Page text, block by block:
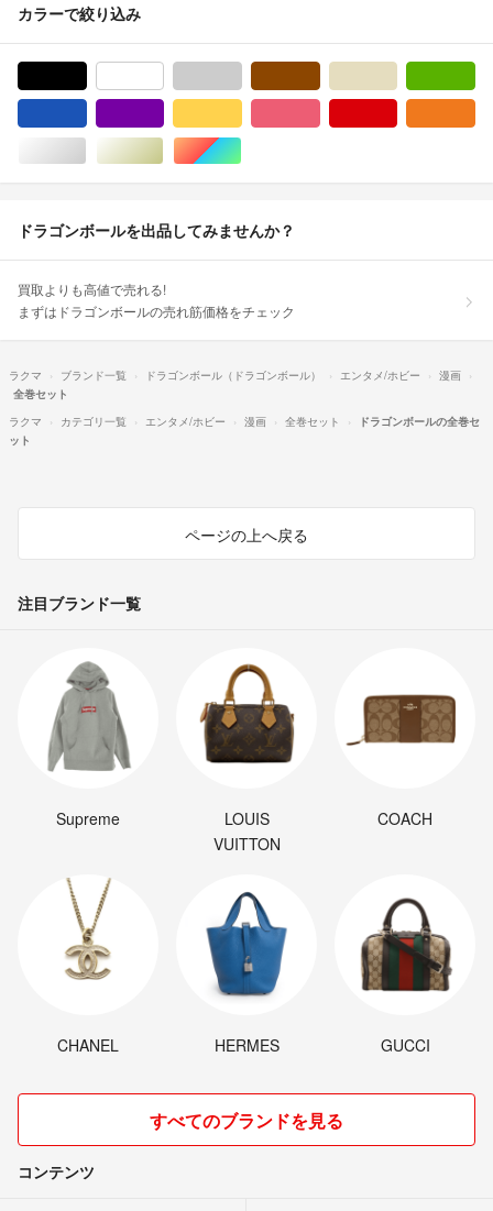
カラーで絞り込み
シルバー/銀色系ゴールド/金色系マルチカラー
ドラゴンボールを出品してみませんか？
買取よりも高値で売れる!
まずはドラゴンボールの売れ筋価格をチェック
ラクマ ブランド一覧 ドラゴンボール（ドラゴンボール） エンタメ/ホビー
漫画
全巻セット
ラクマ
カテゴリ一覧 エンタメ/ホビー 漫画 全巻セット
ドラゴンボールの全巻セ
ット
ページの上へ戻る
注目ブランド一覧
Supreme
LOUIS
VUITTON
COACH
CHANEL HERMES GUCCI
すべてのブランドを見る
コンテンツ